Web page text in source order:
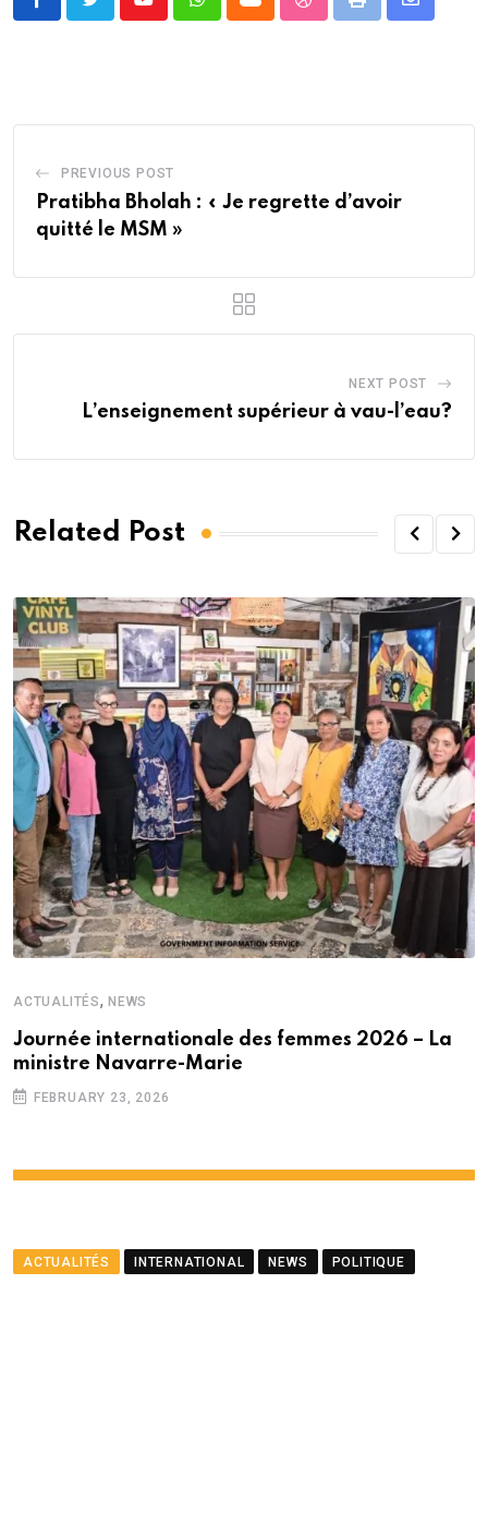
YoutubeWhatsappCloud StumbleUpon
Print
Share
PREVIOUS POST
Pratibha Bholah : « Je regrette d’avoir
quitté le MSM »
NEXT POST
L’enseignement supérieur à vau-l’eau?
Related Post
ACTUALITÉS, NEWS
Journée internationale des femmes 2026 – La
ministre Navarre-Marie
FEBRUARY 23, 2026
ACTUALITÉS INTERNATIONAL NEWS POLITIQUE